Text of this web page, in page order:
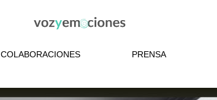
COLABORACIONES PRENSA